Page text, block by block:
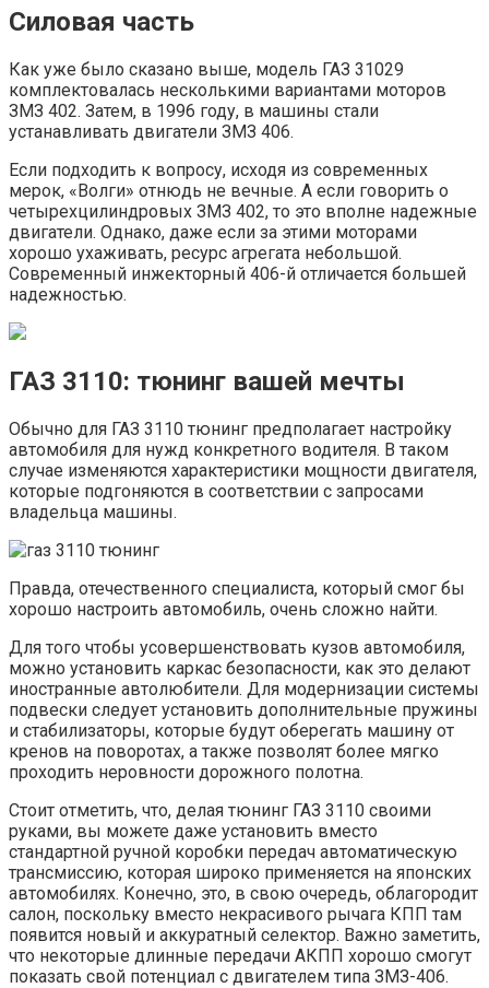
Силовая часть
Как уже было сказано выше, модель ГАЗ 31029
комплектовалась несколькими вариантами моторов
ЗМЗ 402. Затем, в 1996 году, в машины стали
устанавливать двигатели ЗМЗ 406.
Если подходить к вопросу, исходя из современных
мерок, «Волги» отнюдь не вечные. А если говорить о
четырехцилиндровых ЗМЗ 402, то это вполне надежные
двигатели. Однако, даже если за этими моторами
хорошо ухаживать, ресурс агрегата небольшой.
Современный инжекторный 406-й отличается большей
надежностью.
ГАЗ 3110: тюнинг вашей мечты
Обычно для ГАЗ 3110 тюнинг предполагает настройку
автомобиля для нужд конкретного водителя. В таком
случае изменяются характеристики мощности двигателя,
которые подгоняются в соответствии с запросами
владельца машины.
Правда, отечественного специалиста, который смог бы
хорошо настроить автомобиль, очень сложно найти.
Для того чтобы усовершенствовать кузов автомобиля,
можно установить каркас безопасности, как это делают
иностранные автолюбители. Для модернизации системы
подвески следует установить дополнительные пружины
и стабилизаторы, которые будут оберегать машину от
кренов на поворотах, а также позволят более мягко
проходить неровности дорожного полотна.
Стоит отметить, что, делая тюнинг ГАЗ 3110 своими
руками, вы можете даже установить вместо
стандартной ручной коробки передач автоматическую
трансмиссию, которая широко применяется на японских
автомобилях. Конечно, это, в свою очередь, облагородит
салон, поскольку вместо некрасивого рычага КПП там
появится новый и аккуратный селектор. Важно заметить,
что некоторые длинные передачи АКПП хорошо смогут
показать свой потенциал с двигателем типа ЗМЗ-406.